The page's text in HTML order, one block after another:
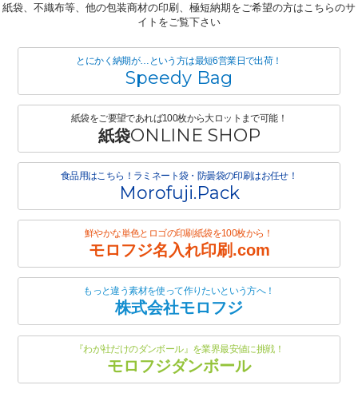
紙袋、不織布等、他の包装商材の印刷、極短納期をご希望の方はこちらのサ
イトをご覧下さい
とにかく納期が…という方は最短6営業日で出荷！
Speedy Bag
紙袋をご要望であれば100枚から大ロットまで可能！
紙袋ONLINE SHOP
食品用はこちら！ラミネート袋・防曇袋の印刷はお任せ！
Morofuji.Pack
鮮やかな単色とロゴの印刷紙袋を100枚から！
モロフジ名入れ印刷.com
もっと違う素材を使って作りたいという方へ！
株式会社モロフジ
『わが社だけのダンボール』を業界最安値に挑戦！
モロフジダンボール